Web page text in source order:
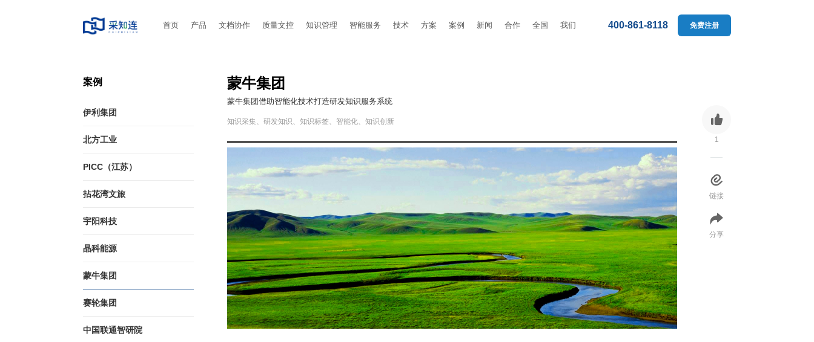
首页 产品 文档协作 质量文控 知识管理 智能服务 技术 方案 案例 新闻 合作 全国 我们 400-861-8118 免费注册
案例
伊利集团
北方工业
PICC（江苏）
拈花湾文旅
宇阳科技
晶科能源
蒙牛集团
赛轮集团
中国联通智研院
蒙牛集团
蒙牛集团借助智能化技术打造研发知识服务系统
知识采集、研发知识、知识标签、智能化、知识创新
1
链接
分享